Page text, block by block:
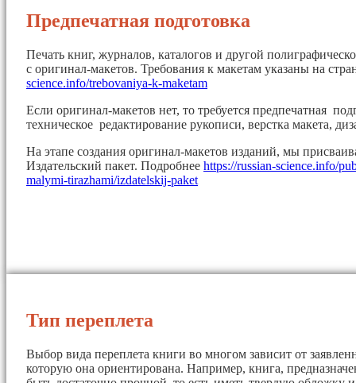
Предпечатная подготовка
Печать книг, журналов, каталогов и другой
с оригинал-макетов. Требования к макетам указаны на
science.info/trebovaniya-k-maketam
Если оригинал-макетов нет, то требуется предпечатная
техническое редактирование рукописи, верстка макета,
На этапе создания оригинал-макетов изданий, мы
Издательский пакет. Подробнее https://russian-science.info/
malymi-tirazhami/izdatelskij-paket
Тип переплета
Выбор вида переплета книги во многом зависит от
которую она ориентирована. Например, книга,